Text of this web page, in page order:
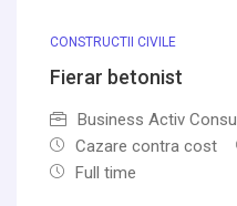
CONSTRUCTII CIVILE
Fierar betonist
Business Activ
Cazare contra cost
Full time